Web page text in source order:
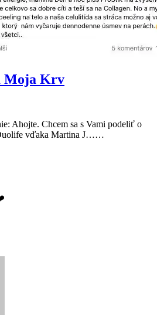
Moja Krv
Ahojte. Chcem sa s Vami podeliť o
vďaka Martina J……